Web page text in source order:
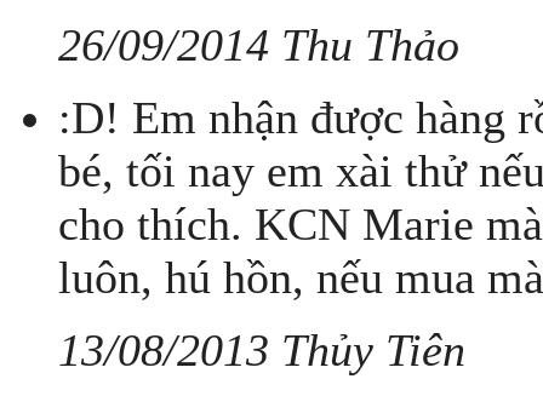
26/09/2014 Thu Thảo
:D! Em nhận được hàng
bé, tối nay em xài thử
cho thích. KCN Marie
luôn, hú hồn, nếu mua
13/08/2013 Thủy Tiên